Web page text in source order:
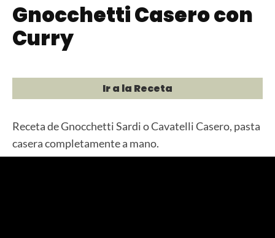
Gnocchetti Casero con
Curry
Ir a la Receta
Receta de Gnocchetti Sardi o Cavatelli Casero, pasta
casera completamente a mano.